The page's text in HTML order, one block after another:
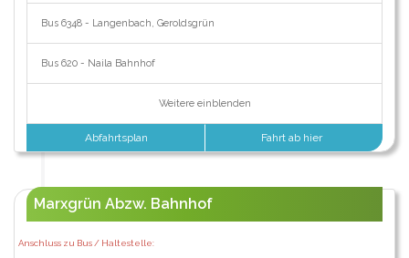
Bus 6348 - Langenbach, Geroldsgrün
Bus 620 - Naila Bahnhof
Weitere einblenden
Abfahrtsplan Fahrt ab hier
Marxgrün Abzw. Bahnhof
Anschluss zu Bus / Haltestelle: